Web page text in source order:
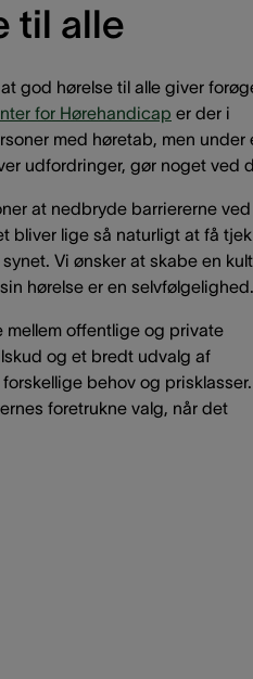
til alle
god hørelse til alle giver
for Hørehandicap er der i
med høretab, men under
udfordringer, gør noget ved
at nedbryde barriererne
bliver lige så naturligt at få
Vi ønsker at skabe en
hørelse er en selvfølgelighed.
offentlige og private
og et bredt udvalg af
behov og prisklasser.
foretrukne valg, når det